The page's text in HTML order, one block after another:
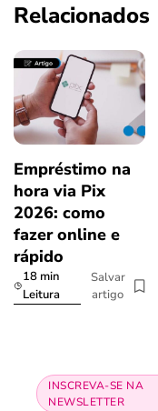
Relacionados
Empréstimo na
hora via Pix
2026: como
fazer online e
rápido
18 min
Leitura
Salvar
artigo
INSCREVA-SE NA
NEWSLETTER